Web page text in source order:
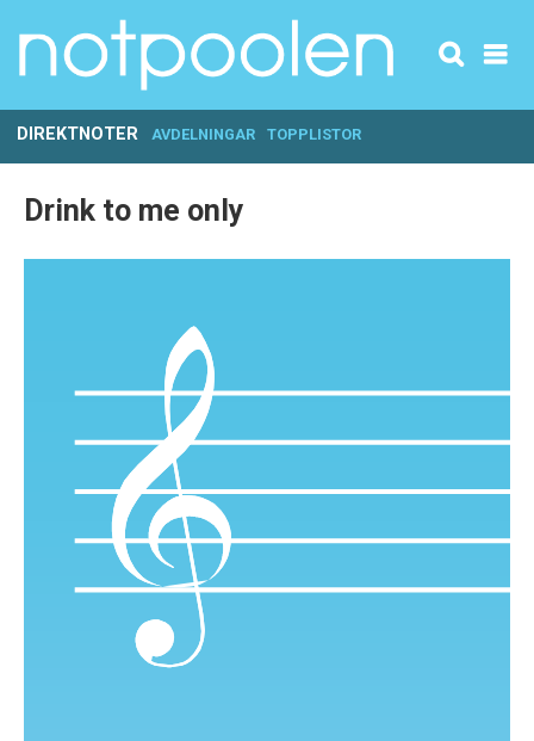
DIREKTNOTER AVDELNINGAR TOPPLISTOR
Drink to me only